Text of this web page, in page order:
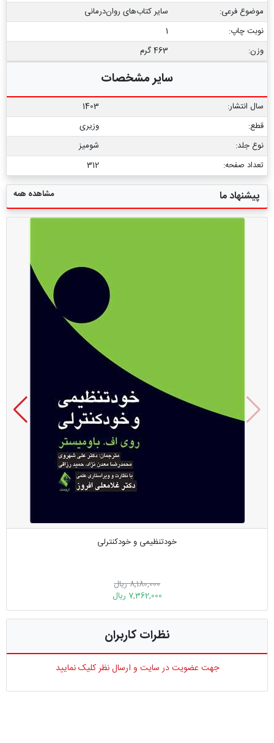
موضوع فرعی:
سایر کتاب‏‌های روان‌درمانی
نوبت چاپ:
1
وزن:
463 گرم
سایر مشخصات
سال انتشار:
1403
قطع:
وزیری
نوع جلد:
شومیز
تعداد صفحه:
312
پیشنهاد ما مشاهده همه
خودتنظیمی و خودکنترلی
8,180,000 ریال
7,362,000 ریال
نظرات کاربران
جهت عضویت در سایت و ارسال نظر کلیک نمایید